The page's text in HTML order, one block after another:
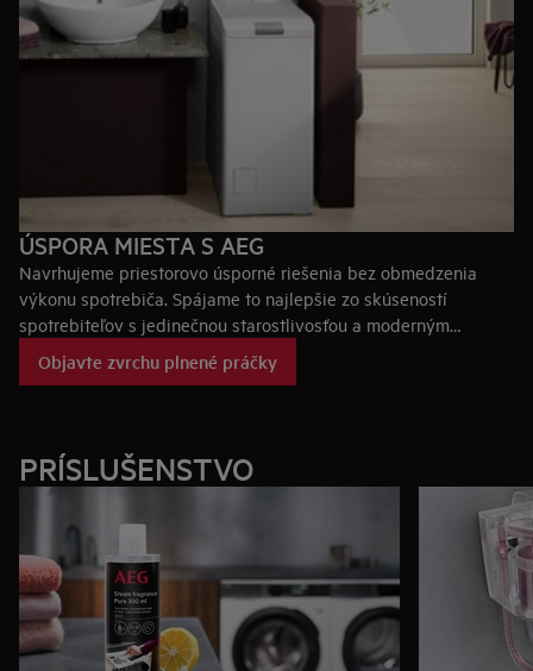
ÚSPORA MIESTA S AEG
Navrhujeme priestorovo úsporné riešenia bez obmedzenia
výkonu spotrebiča. Spájame to najlepšie zo skúseností
spotrebiteľov s jedinečnou starostlivosťou a moderným
vaše oblečenie, a ktorý najlepšie splní vaše očakávania.
Objavte zvrchu plnené práčky
PRÍSLUŠENSTVO